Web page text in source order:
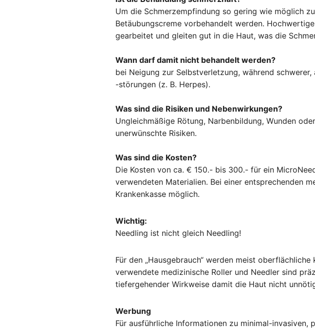
Um die Schmerzempfindung so gering wie möglich
Betäubungscreme vorbehandelt werden.
gearbeitet und gleiten gut in die Haut, was die
Wann darf damit nicht behandelt werden?
bei Neigung zur Selbstverletzung, während
-störungen (z. B. Herpes).
Was sind die Risiken und Nebenwirkungen?
Ungleichmäßige Rötung, Narbenbildung, Wunden
unerwünschte Risiken.
Was sind die Kosten?
Die Kosten von ca. € 150.- bis 300.- für ein
verwendeten Materialien. Bei einer entsprechenden
Krankenkasse möglich.
Wichtig:
Needling ist nicht gleich Needling!
Für den „Hausgebrauch“ werden meist
verwendete medizinische Roller und Needler sind
tiefergehender Wirkweise damit die Haut nicht
Werbung
Für ausführliche Informationen zu minimal-invasiven,